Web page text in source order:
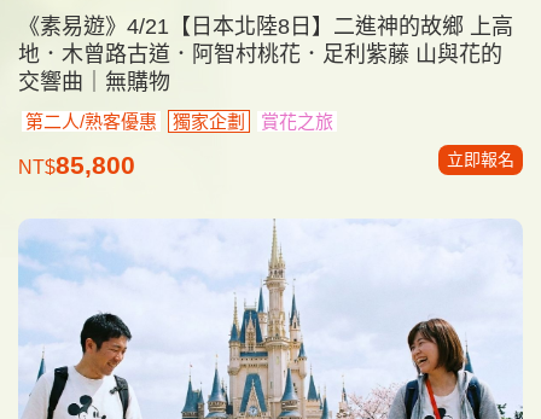
《素易遊》4/21【日本北陸8日】二進神的故鄉 上高
地．木曾路古道．阿智村桃花．足利紫藤 山與花的
交響曲｜無購物
第二人/熟客優惠 獨家企劃 賞花之旅
NT$85,800 立即報名